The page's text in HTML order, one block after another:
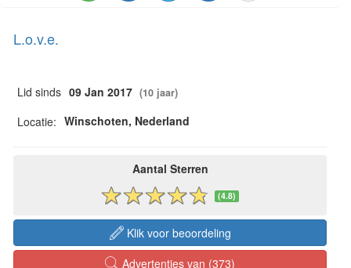
L.o.v.e.
Lid sinds 09 Jan 2017 (10 jaar)
Locatie: Winschoten, Nederland
Aantal Sterren
(4.8)
Klik voor beoordeling
Advertenties van (373)